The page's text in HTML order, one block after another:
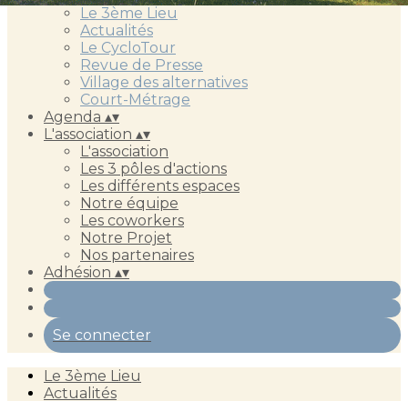
Le 3ème Lieu
Actualités
Le CycloTour
Revue de Presse
Village des alternatives
Court-Métrage
Agenda ▴▾
L'association ▴▾
L'association
Les 3 pôles d'actions
Les différents espaces
Notre équipe
Les coworkers
Notre Projet
Nos partenaires
Adhésion ▴▾
Se connecter
Le 3ème Lieu
Actualités